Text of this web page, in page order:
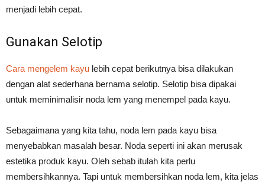
menjadi lebih cepat.
Gunakan Selotip
Cara mengelem kayu lebih cepat berikutnya bisa dilakukan
dengan alat sederhana bernama selotip. Selotip bisa dipakai
untuk meminimalisir noda lem yang menempel pada kayu.
Sebagaimana yang kita tahu, noda lem pada kayu bisa
menyebabkan masalah besar. Noda seperti ini akan merusak
estetika produk kayu. Oleh sebab itulah kita perlu
membersihkannya. Tapi untuk membersihkan noda lem, kita jelas